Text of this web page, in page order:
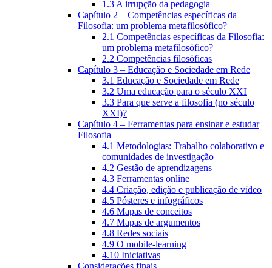
1.3 A irrupção da pedagogia
Capítulo 2 – Competências específicas da
Filosofia: um problema metafilosófico?
2.1 Competências específicas da Filosofia:
um problema metafilosófico?
2.2 Competências filosóficas
Capítulo 3 – Educação e Sociedade em Rede
3.1 Educação e Sociedade em Rede
3.2 Uma educação para o século XXI
3.3 Para que serve a filosofia (no século
XXI)?
Capítulo 4 – Ferramentas para ensinar e estudar
Filosofia
4.1 Metodologias: Trabalho colaborativo e
comunidades de investigação
4.2 Gestão de aprendizagens
4.3 Ferramentas online
4.4 Criação, edição e publicação de vídeo
4.5 Pósteres e infográficos
4.6 Mapas de conceitos
4.7 Mapas de argumentos
4.8 Redes sociais
4.9 O mobile-learning
4.10 Iniciativas
Considerações finais